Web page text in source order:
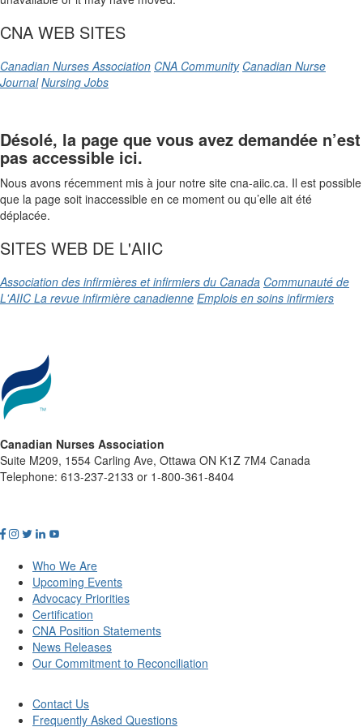
CNA WEB SITES
Canadian Nurses Association CNA Community Canadian Nurse
Journal Nursing Jobs
Désolé, la page que vous avez demandée n’est
pas accessible ici.
Nous avons récemment mis à jour notre site cna-aiic.ca. Il est possible
que la page soit inaccessible en ce moment ou qu’elle ait été
déplacée.
SITES WEB DE L'AIIC
Association des infirmières et infirmiers du Canada Communauté de
L'AIIC La revue infirmière canadienne Emplois en soins infirmiers
Canadian Nurses Association
Suite M209, 1554 Carling Ave, Ottawa ON K1Z 7M4 Canada
Telephone: 613-237-2133 or 1-800-361-8404
Who We Are
Upcoming Events
Advocacy Priorities
Certification
CNA Position Statements
News Releases
Our Commitment to Reconciliation
Contact Us
Frequently Asked Questions